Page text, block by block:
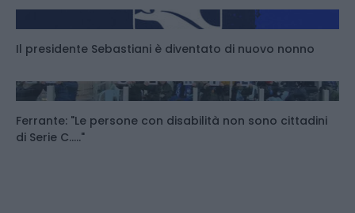
Il presidente Sebastiani è diventato di nuovo nonno
Ferrante: "Le persone con disabilità non sono cittadini
di Serie C....."